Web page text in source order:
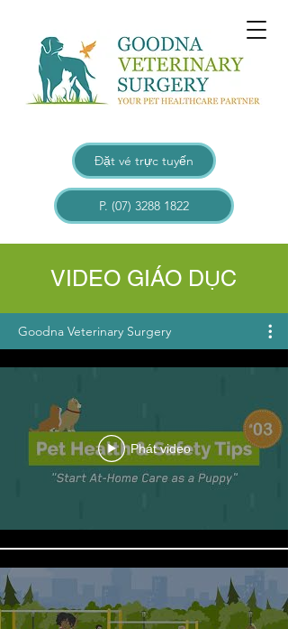
Đặt vé trực tuyến
P. (07) 3288 1822
VIDEO GIÁO DỤC
Goodna Veterinary Surgery
Phát video